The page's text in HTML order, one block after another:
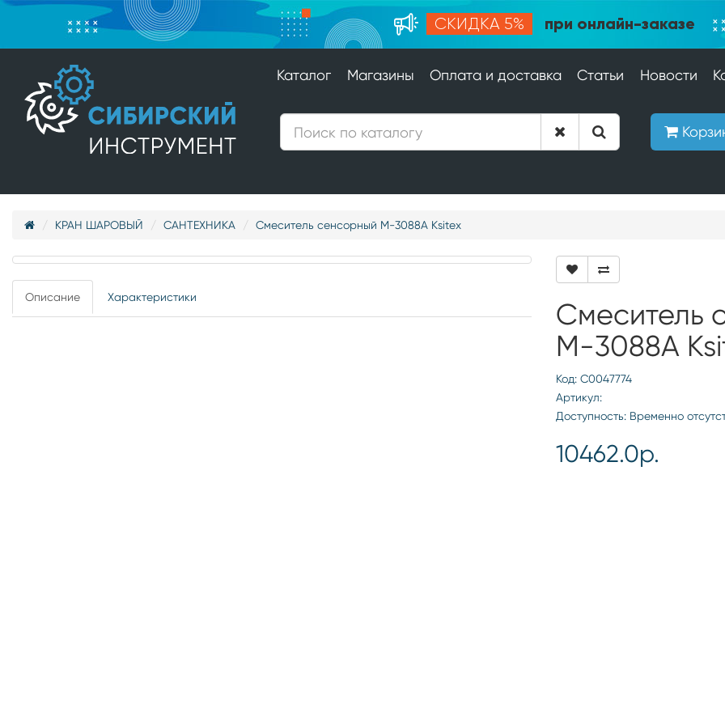
СКИДКА 5% при онлайн-заказе
Каталог Магазины Оплата и доставка Статьи Новости
КРАН ШАРОВЫЙ САНТЕХНИКА Смеситель сенсорный М-3088А Ksitex
Описание Характеристики
Смеситель
М-3088А
Код: С0047774
Артикул:
Доступность: Временно
10462.0р.